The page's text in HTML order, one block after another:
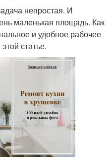
непростая. И
маленькая площадь. Как
и удобное рабочее
статье.